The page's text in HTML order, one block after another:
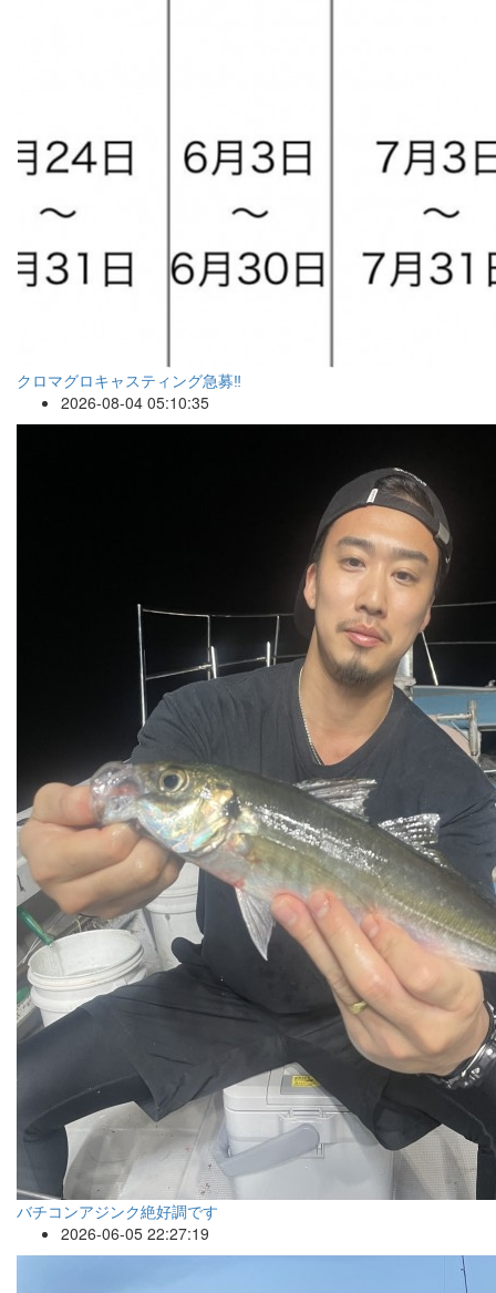
クロマグロキャスティング急募‼️
2026-08-04 05:10:35
バチコンアジンク絶好調です
2026-06-05 22:27:19